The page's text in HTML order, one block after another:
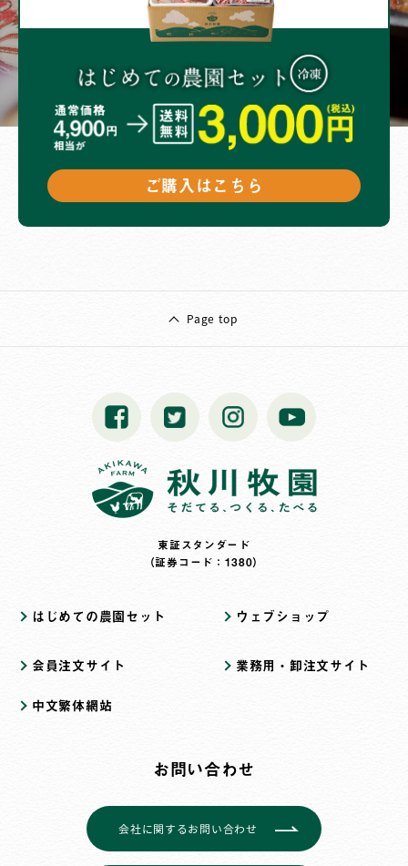
ご購入はこちら
Page top
東証スタンダード
（証券コード：1380）
はじめての農園セット ウェブショップ
会員注文サイト 業務用・卸注文サイト
中文繁体網站
お問い合わせ
会社に関するお問い合わせ